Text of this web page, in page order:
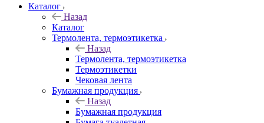
Каталог
Назад
Каталог
Термолента, термоэтикетка
Назад
Термолента, термоэтикетка
Термоэтикетки
Чековая лента
Бумажная продукция
Назад
Бумажная продукция